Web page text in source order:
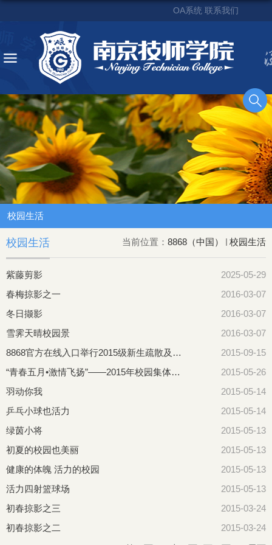
OA系统 联系我们
校园生活
当前位置： 8868（中国） 校园生活
校园生活
紫藤剪影
2025-05-29
春梅掠影之一
2016-03-07
冬日撷影
2016-03-07
雪霁天晴校园景
2016-03-07
8868官方在线入口举行2015级新生疏散及消防演练
2015-09-15
“青春五月•激情飞扬”——2015年校园集体舞大赛掠影
2015-05-26
羽动你我
2015-05-14
乒乓小球也活力
2015-05-14
绿茵小将
2015-05-13
初夏的校园也美丽
2015-05-13
健康的体魄 活力的校园
2015-05-13
活力四射篮球场
2015-05-13
初春掠影之三
2015-03-24
初春掠影之二
2015-03-24